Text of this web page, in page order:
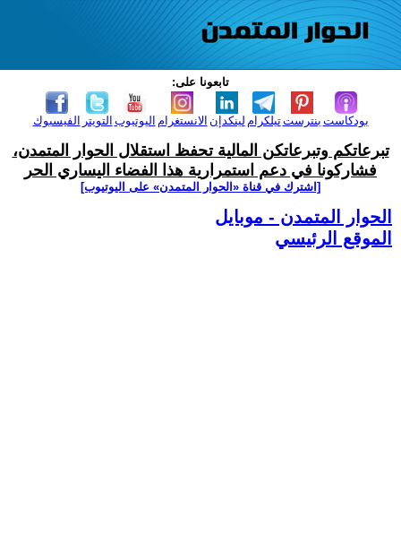
تابعونا على:
الفيسبوك التويتر اليوتيوب الانستغرام لينكدإن تيلكرامبنترست بودكاست
تبرعاتكم وتبرعاتكن المالية تحفظ استقلال الحوار المتمدن،
فشاركونا في دعم استمرارية هذا الفضاء اليساري الحر
[اشترك في قناة ‫«الحوار المتمدن» على اليوتيوب]
الحوار المتمدن - موبايل
الموقع الرئيسي